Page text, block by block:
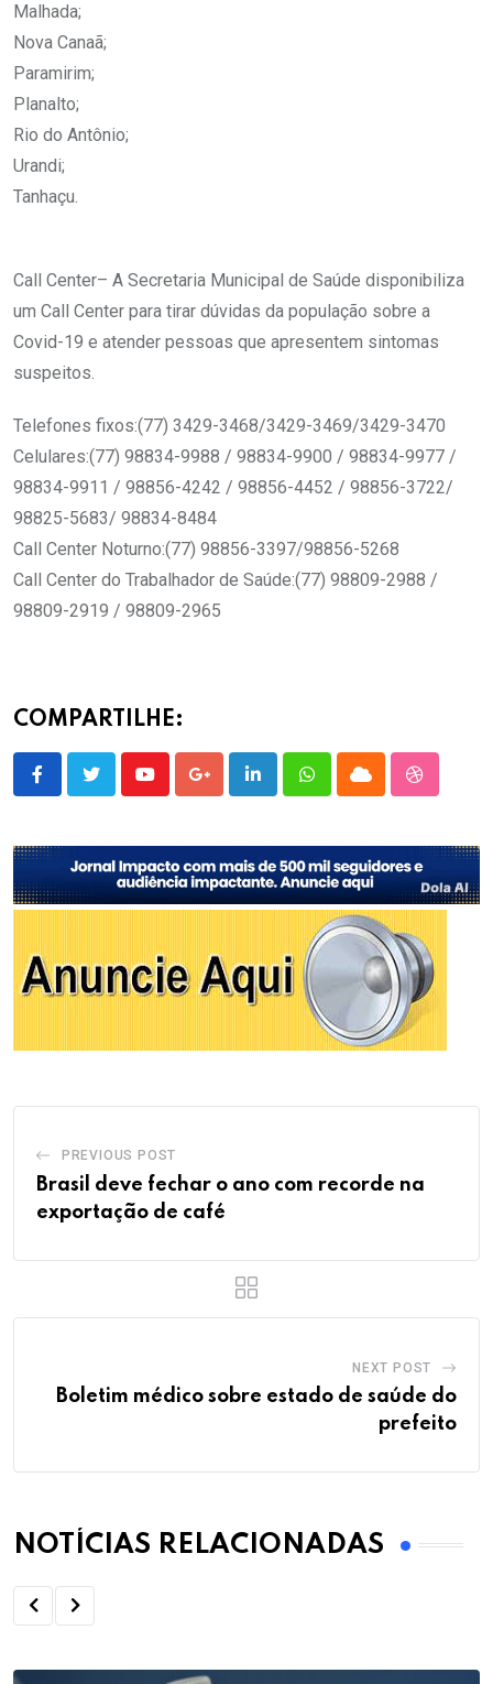
Malhada;
Nova Canaã;
Paramirim;
Planalto;
Rio do Antônio;
Urandi;
Tanhaçu.
Call Center– A Secretaria Municipal de Saúde disponibiliza
um Call Center para tirar dúvidas da população sobre a
Covid-19 e atender pessoas que apresentem sintomas
suspeitos.
Telefones fixos:(77) 3429-3468/3429-3469/3429-3470
Celulares:(77) 98834-9988 / 98834-9900 / 98834-9977 /
98834-9911 / 98856-4242 / 98856-4452 / 98856-3722/
98825-5683/ 98834-8484
Call Center Noturno:(77) 98856-3397/98856-5268
Call Center do Trabalhador de Saúde:(77) 98809-2988 /
98809-2919 / 98809-2965
COMPARTILHE:
YoutubeGoogle+LinkedInWhatsappCloud
PREVIOUS POST
Brasil deve fechar o ano com recorde na
exportação de café
NEXT POST
Boletim médico sobre estado de saúde do
prefeito
NOTÍCIAS RELACIONADAS